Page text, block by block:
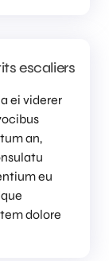
escaliers
ei viderer
an,
eu
dolore